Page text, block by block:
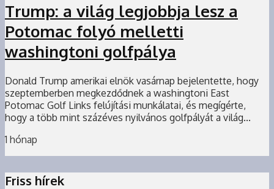
Trump: a világ legjobbja lesz a
Potomac folyó melletti
washingtoni golfpálya
Donald Trump amerikai elnök vasárnap bejelentette, hogy
szeptemberben megkezdődnek a washingtoni East
Potomac Golf Links felújítási munkálatai, és megígérte,
hogy a több mint százéves nyilvános golfpályát a világ...
1 hónap
Friss hírek